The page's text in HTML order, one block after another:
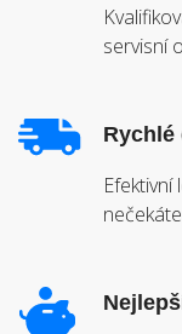
servisní
Rychlé